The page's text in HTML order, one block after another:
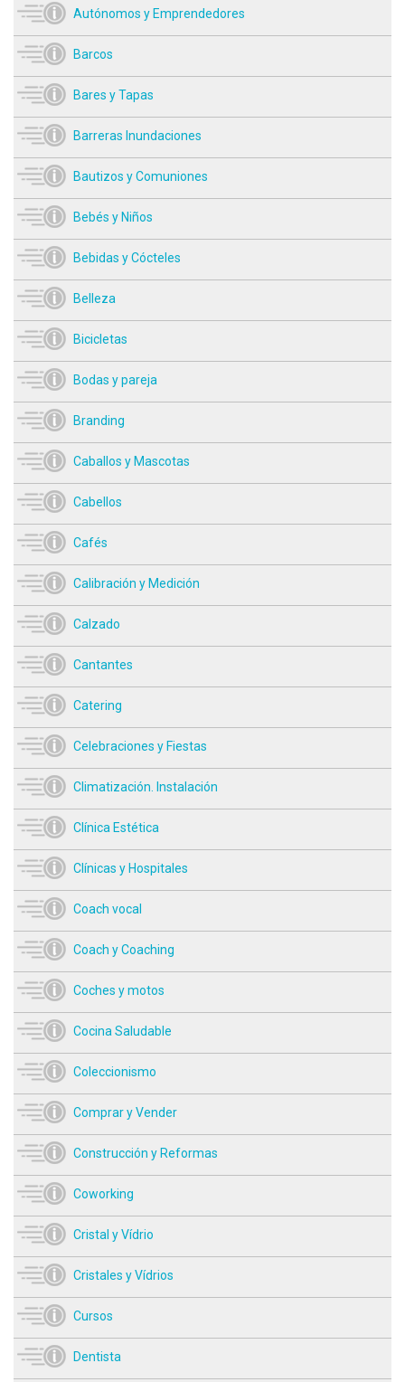
Autónomos y Emprendedores
Barcos
Bares y Tapas
Barreras Inundaciones
Bautizos y Comuniones
Bebés y Niños
Bebidas y Cócteles
Belleza
Bicicletas
Bodas y pareja
Branding
Caballos y Mascotas
Cabellos
Cafés
Calibración y Medición
Calzado
Cantantes
Catering
Celebraciones y Fiestas
Climatización. Instalación
Clínica Estética
Clínicas y Hospitales
Coach vocal
Coach y Coaching
Coches y motos
Cocina Saludable
Coleccionismo
Comprar y Vender
Construcción y Reformas
Coworking
Cristal y Vídrio
Cristales y Vídrios
Cursos
Dentista